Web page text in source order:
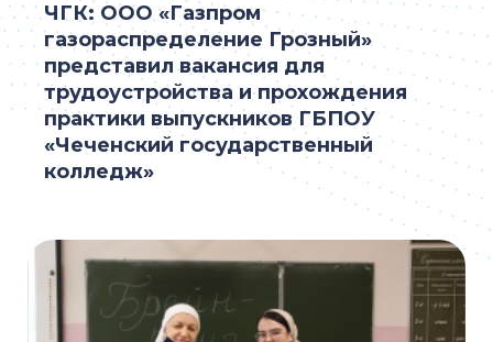
ЧГК: ООО «Газпром
газораспределение Грозный»
представил вакансия для
трудоустройства и прохождения
практики выпускников ГБПОУ
«Чеченский государственный
колледж»